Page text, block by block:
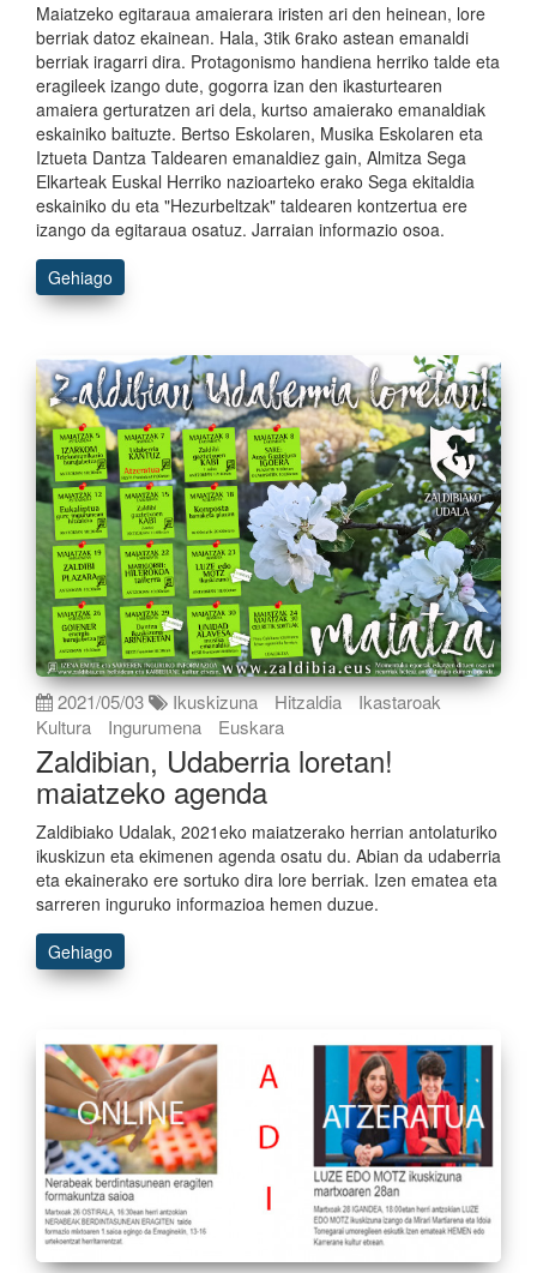
Maiatzeko egitaraua amaierara iristen ari den heinean, lore
berriak datoz ekainean. Hala, 3tik 6rako astean emanaldi
berriak iragarri dira. Protagonismo handiena herriko talde eta
eragileek izango dute, gogorra izan den ikasturtearen
amaiera gerturatzen ari dela, kurtso amaierako emanaldiak
eskainiko baituzte. Bertso Eskolaren, Musika Eskolaren eta
Iztueta Dantza Taldearen emanaldiez gain, Almitza Sega
Elkarteak Euskal Herriko nazioarteko erako Sega ekitaldia
eskainiko du eta "Hezurbeltzak" taldearen kontzertua ere
izango da egitaraua osatuz. Jarraian informazio osoa.
Gehiago
2021/05/03 Ikuskizuna Hitzaldia
Ikastaroak
Kultura
Ingurumena Euskara
Zaldibian, Udaberria loretan!
maiatzeko agenda
Zaldibiako Udalak, 2021eko maiatzerako herrian antolaturiko
ikuskizun eta ekimenen agenda osatu du. Abian da udaberria
eta ekainerako ere sortuko dira lore berriak. Izen ematea eta
sarreren inguruko informazioa hemen duzue.
Gehiago